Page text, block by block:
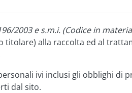
2003 e s.m.i. (Codice in
titolare) alla raccolta ed al
ivi inclusi gli obblighi di
dal sito.